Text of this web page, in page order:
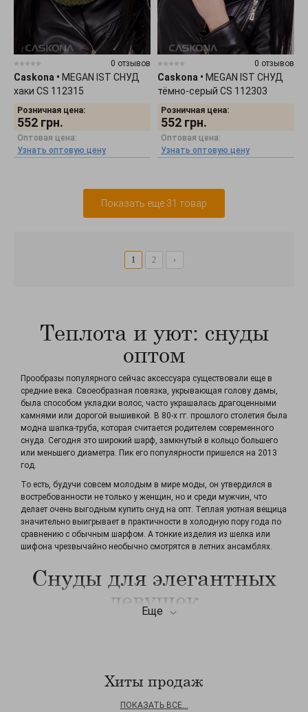
0 отзывов
Caskona • MEGAN IST СНУД
хаки CS 112315
Розничная цена:
552 грн.
Оптовая цена:
Узнать оптовую цену
0 отзывов
Caskona • MEGAN IST СНУД
тёмно-серый CS 112303
Розничная цена:
552 грн.
Оптовая цена:
Узнать оптовую цену
Показать еще 31 товар
1 2 ›
Теплота и уют: снуды
оптом
Прообразы популярного сейчас аксессуара существовали еще в
средние века. Своеобразная повязка, укрывающая голову дамы,
была способом укладки волос, часто украшалась драгоценными
камнями или дорогой вышивкой. В 80-х гг. прошлого столетия была
модна шапка-труба, которая считается родителем современного
снуда. Сегодня это широкий шарф, замкнутый в кольцо большего
или меньшего диаметра. Пик его популярности пришелся на 2013
год.
То есть, будучи совсем молодым в мире моды, он утвердился в
востребованности не только у женщин, но и среди мужчин, что
делает очень выгодным купить снуд на опт. Теплая уютная вещица
значительно выигрывает в практичности в холодную пору года по
сравнению с обычным шарфом. А тонкие изделия из шелка или
шифона чрезвычайно необычно смотрятся в летних ансамблях.
Снуды для элегантных
девушек
разнообразием по исполнению и материалам:
вязка потоньше или флис для межсезонья;
Еще
Хиты продаж
ПОКАЗАТЬ ВСЕ...